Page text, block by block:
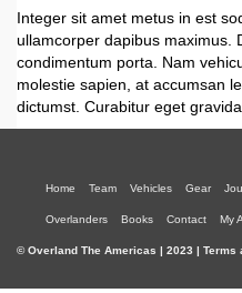
Integer sit amet metus in est
ullamcorper dapibus maximus.
condimentum porta. Nam
molestie sapien, at accumsan
dictumst. Curabitur eget
Home Team Vehicles Gear
Overlanders Books Contact My
© Overland The Americas | 2023 |